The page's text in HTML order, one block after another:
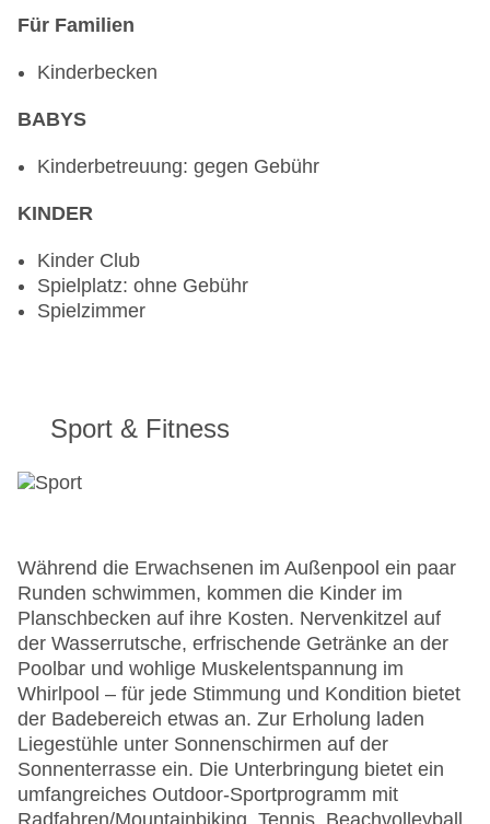
Für Familien
Kinderbecken
BABYS
Kinderbetreuung: gegen Gebühr
KINDER
Kinder Club
Spielplatz: ohne Gebühr
Spielzimmer
Sport & Fitness
Während die Erwachsenen im Außenpool ein paar
Runden schwimmen, kommen die Kinder im
Planschbecken auf ihre Kosten. Nervenkitzel auf
der Wasserrutsche, erfrischende Getränke an der
Poolbar und wohlige Muskelentspannung im
Whirlpool – für jede Stimmung und Kondition bietet
der Badebereich etwas an. Zur Erholung laden
Liegestühle unter Sonnenschirmen auf der
Sonnenterrasse ein. Die Unterbringung bietet ein
umfangreiches Outdoor-Sportprogramm mit